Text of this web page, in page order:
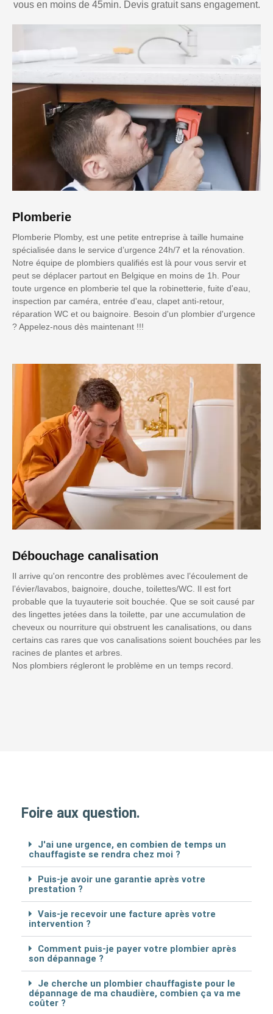
vous en moins de 45min. Devis gratuit sans engagement.
Plomberie
Plomberie Plomby, est une petite entreprise à taille humaine
spécialisée dans le service d’urgence 24h/7 et la rénovation.
Notre équipe de plombiers qualifiés est là pour vous servir et
peut se déplacer partout en Belgique en moins de 1h. Pour
toute urgence en plomberie tel que la robinetterie, fuite d'eau,
inspection par caméra, entrée d'eau, clapet anti-retour,
réparation WC et ou baignoire. Besoin d'un plombier d'urgence
? Appelez-nous dès maintenant !!!
Débouchage canalisation
Il arrive qu'on rencontre des problèmes avec l’écoulement de
l’évier/lavabos, baignoire, douche, toilettes/WC. Il est fort
probable que la tuyauterie soit bouchée. Que se soit causé par
des lingettes jetées dans la toilette, par une accumulation de
cheveux ou nourriture qui obstruent les canalisations, ou dans
certains cas rares que vos canalisations soient bouchées par les
racines de plantes et arbres.
Nos plombiers régleront le problème en un temps record.
Foire aux question.
J'ai une urgence, en combien de temps un
chauffagiste se rendra chez moi ?
Puis-je avoir une garantie après votre
prestation ?
Vais-je recevoir une facture après votre
intervention ?
Comment puis-je payer votre plombier après
son dépannage ?
Je cherche un plombier chauffagiste pour le
dépannage de ma chaudière, combien ça va me
coûter ?